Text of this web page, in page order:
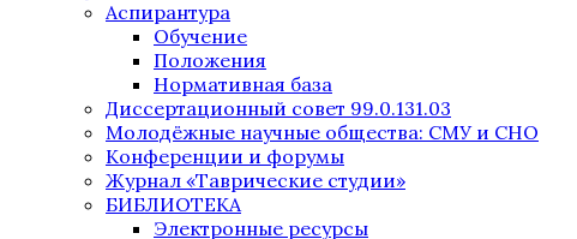
Аспирантура
Обучение
Положения
Нормативная база
Диссертационный совет 99.0.131.03
Молодёжные научные общества: СМУ и СНО
Конференции и форумы
Журнал «Таврические студии»
БИБЛИОТЕКА
Электронные ресурсы